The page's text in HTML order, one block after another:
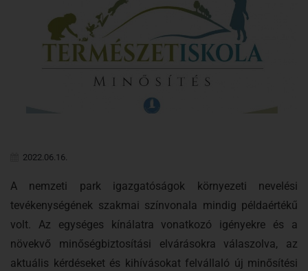
2022.06.16.
A nemzeti park igazgatóságok környezeti nevelési
tevékenységének szakmai színvonala mindig példaértékű
volt. Az egységes kínálatra vonatkozó igényekre és a
növekvő minőségbiztosítási elvárásokra válaszolva, az
aktuális kérdéseket és kihívásokat felvállaló új minősítési